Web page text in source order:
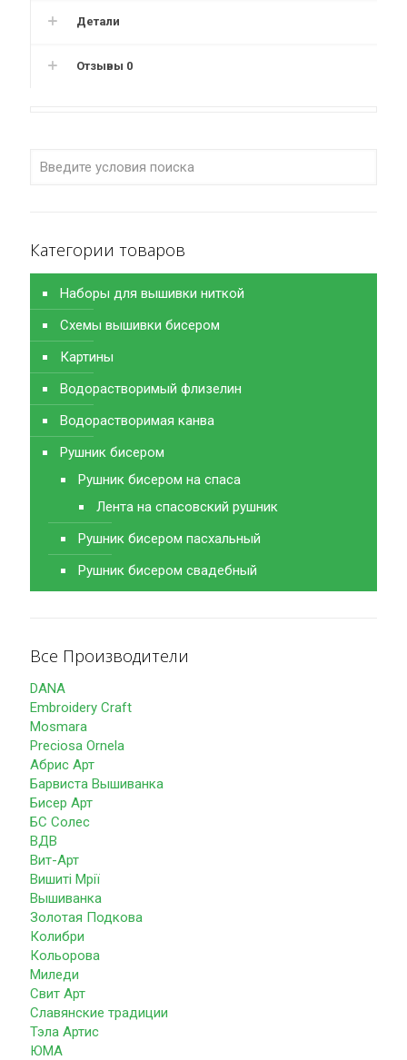
Детали
Отзывы 0
Категории товаров
Наборы для вышивки ниткой
Схемы вышивки бисером
Картины
Водорастворимый флизелин
Водорастворимая канва
Рушник бисером
Рушник бисером на спаса
Лента на спасовский рушник
Рушник бисером пасхальный
Рушник бисером свадебный
Все Производители
DANA
Embroidery Craft
Mosmara
Preciosa Ornela
Абрис Арт
Барвиста Вышиванка
Бисер Арт
БС Солес
ВДВ
Вит-Арт
Вишиті Мрії
Вышиванка
Золотая Подкова
Колибри
Кольорова
Миледи
Свит Арт
Славянские традиции
Тэла Артис
ЮМА